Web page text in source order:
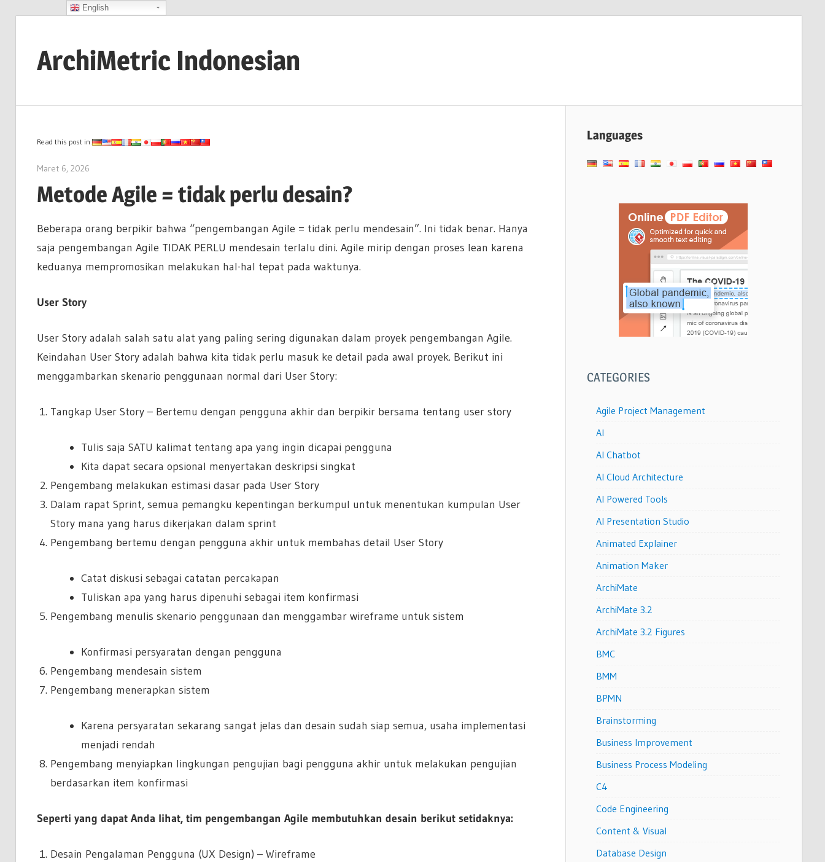
contentArchiMetric Indonesian
Dev
Scrum,
More
Read this post in:
Maret 6, 2026
Metode Agile = tidak perlu desain?
Beberapa orang berpikir bahwa “pengembangan Agile = tidak perlu mendesain”. Ini tidak benar. Hanya
saja pengembangan Agile TIDAK PERLU mendesain terlalu dini. Agile mirip dengan proses lean karena
keduanya mempromosikan melakukan hal-hal tepat pada waktunya.
User Story
User Story adalah salah satu alat yang paling sering digunakan dalam proyek pengembangan Agile.
Keindahan User Story adalah bahwa kita tidak perlu masuk ke detail pada awal proyek. Berikut ini
menggambarkan skenario penggunaan normal dari User Story:
Tangkap User Story – Bertemu dengan pengguna akhir dan berpikir bersama tentang user story
Tulis saja SATU kalimat tentang apa yang ingin dicapai pengguna
Kita dapat secara opsional menyertakan deskripsi singkat
Pengembang melakukan estimasi dasar pada User Story
Dalam rapat Sprint, semua pemangku kepentingan berkumpul untuk menentukan kumpulan User
Story mana yang harus dikerjakan dalam sprint
Pengembang bertemu dengan pengguna akhir untuk membahas detail User Story
Catat diskusi sebagai catatan percakapan
Tuliskan apa yang harus dipenuhi sebagai item konfirmasi
Pengembang menulis skenario penggunaan dan menggambar wireframe untuk sistem
Konfirmasi persyaratan dengan pengguna
Pengembang mendesain sistem
Pengembang menerapkan sistem
Karena persyaratan sekarang sangat jelas dan desain sudah siap semua, usaha implementasi
menjadi rendah
Pengembang menyiapkan lingkungan pengujian bagi pengguna akhir untuk melakukan pengujian
berdasarkan item konfirmasi
Seperti yang dapat Anda lihat, tim pengembangan Agile membutuhkan desain berikut setidaknya:
Desain Pengalaman Pengguna (UX Design) – Wireframe
Languages
CATEGORIES
Agile Project Management
AI
AI Chatbot
AI Cloud Architecture
AI Powered Tools
AI Presentation Studio
Animated Explainer
Animation Maker
ArchiMate
ArchiMate 3.2
ArchiMate 3.2 Figures
BMC
BMM
BPMN
Brainstorming
Business Improvement
Business Process Modeling
C4
Code Engineering
Content & Visual
Database Design
English